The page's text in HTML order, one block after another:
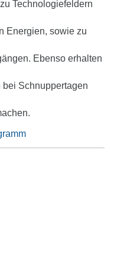
Technologiefeldern
Energien, sowie zu
Ebenso erhalten
Schnuppertagen